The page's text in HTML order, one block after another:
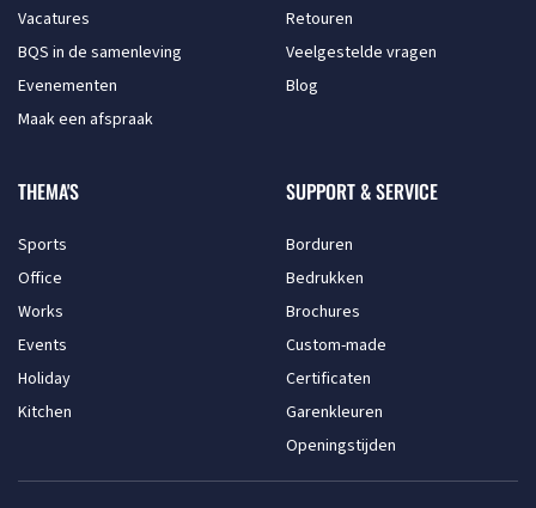
Vacatures
BQS in de samenleving
Evenementen
Maak een afspraak
Retouren
Veelgestelde vragen
Blog
THEMA'S
Sports
Office
Works
Events
Holiday
Kitchen
SUPPORT & SERVICE
Borduren
Bedrukken
Brochures
Custom-made
Certificaten
Garenkleuren
Openingstijden